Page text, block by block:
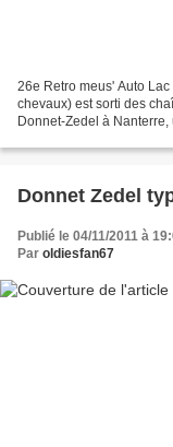
26e Retro meus' Auto
chevaux) est sorti des
Donnet-Zedel à Nanterre,
Donnet Zedel
Publié le 04/11/2011 à
Par oldiesfan67